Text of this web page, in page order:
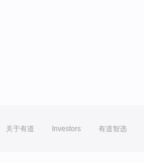
关于有道 Investors 有道智选